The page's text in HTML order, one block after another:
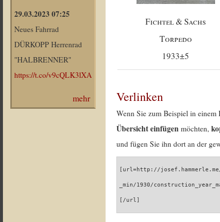
29.03.2023 07:25
Neues Fahrrad
DÜRKOPP Herrenrad
"HALBRENNER"
https://t.co/v9cQLK3lXA
mehr
Fichtel & Sachs
Torpedo
1933±5
Verlinken
Wenn Sie zum Beispiel in
Übersicht einfügen möchten,
und fügen Sie ihn dort an der
[url=http://
_min/1930/
[/url]